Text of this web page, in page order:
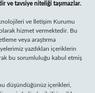
ve tavsiye niteliği taşımazlar.
ve İletişim Kurumu
hizmet vermektedir. Bu
veya araştırma
yazdıkları içeriklerin
bu sorumluluğu kabul etmiş
düşündüğünüz içerikleri,